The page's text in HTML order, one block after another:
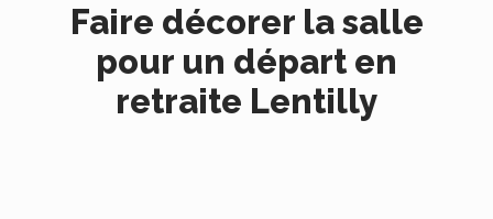
Faire décorer la salle
pour un départ en
retraite Lentilly